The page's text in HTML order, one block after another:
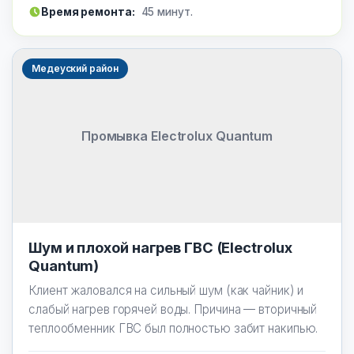
Время ремонта: 45 минут.
Промывка Electrolux Quantum
Медеуский район
Шум и плохой нагрев ГВС (Electrolux
Quantum)
Клиент жаловался на сильный шум (как чайник) и
слабый нагрев горячей воды. Причина — вторичный
теплообменник ГВС был полностью забит накипью.